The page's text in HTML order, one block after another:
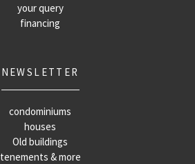
your query
financing
NEWSLETTER
condominiums
houses
Old buildings
tenements & more